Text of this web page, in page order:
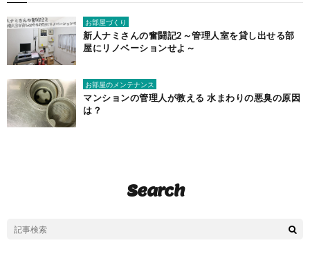
お部屋づくり
新人ナミさんの奮闘記2～管理人室を貸し出せる部
屋にリノベーションせよ～
お部屋のメンテナンス
マンションの管理人が教える 水まわりの悪臭の原因
は？
Search